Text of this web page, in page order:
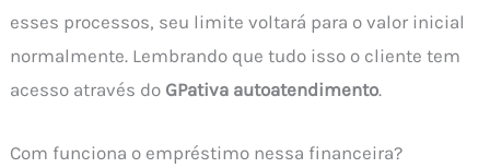
esses processos, seu limite voltará para o valor inicial
normalmente. Lembrando que tudo isso o cliente tem
acesso através do GPativa autoatendimento.
Com funciona o empréstimo nessa financeira?